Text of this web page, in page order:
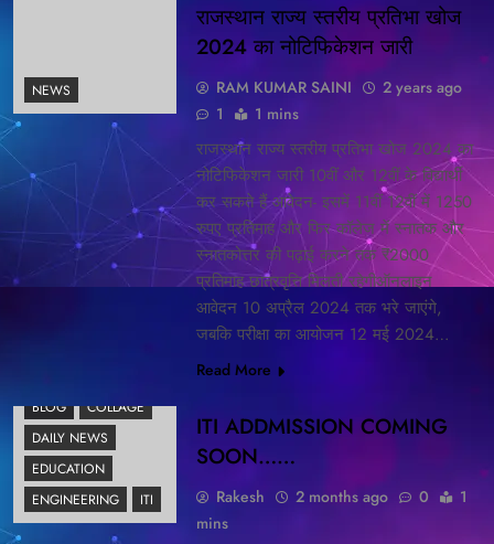
NEWS
राजस्थान राज्य स्तरीय प्रतिभा खोज
2024 का नोटिफिकेशन जारी
RAM KUMAR SAINI
2 years ago
1
1 mins
राजस्थान राज्य स्तरीय प्रतिभा खोज 2024 का
नोटिफिकेशन जारी 10वीं और 12वीं के विद्यार्थी
कर सकते हैं आवेदन- इसमें 11वीं 12वीं में 1250
रुपए प्रतिमाह और फिर कॉलेज में स्नातक और
स्नातकोत्तर की पढ़ाई करने तक ₹2000
प्रतिमाह छात्रवृत्ति मिलती रहेगीऑनलाइन
आवेदन 10 अप्रैल 2024 तक भरे जाएंगे,
जबकि परीक्षा का आयोजन 12 मई 2024…
Read More
BLOG
COLLAGE
DAILY NEWS
EDUCATION
ENGINEERING
ITI
ITI ADDMISSION COMING
SOON……
Rakesh 2 months ago 0
1
mins